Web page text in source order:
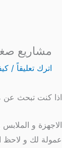
مشاريع
اترك تعليقاً /
اذا كنت تبحث عن
الاجهزة و